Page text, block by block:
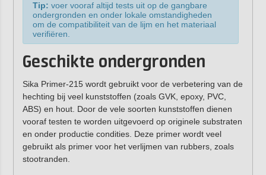
Tip: voer vooraf altijd tests uit op de gangbare
ondergronden en onder lokale omstandigheden
om de compatibiliteit van de lijm en het materiaal
verifiëren.
Geschikte ondergronden
Sika Primer-215 wordt gebruikt voor de verbetering van de
hechting bij veel kunststoffen (zoals GVK, epoxy, PVC,
ABS) en hout. Door de vele soorten kunststoffen dienen
vooraf testen te worden uitgevoerd op originele substraten
en onder productie condities. Deze primer wordt veel
gebruikt als primer voor het verlijmen van rubbers, zoals
stootranden.